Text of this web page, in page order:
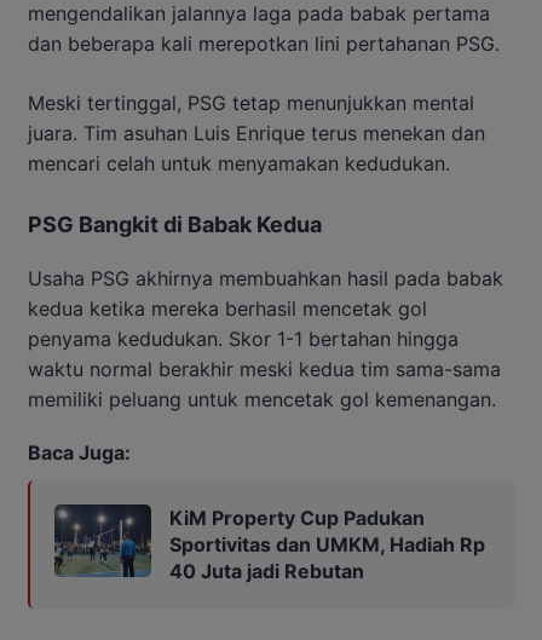
mengendalikan jalannya laga pada babak pertama
dan beberapa kali merepotkan lini pertahanan PSG.
Meski tertinggal, PSG tetap menunjukkan mental
juara. Tim asuhan Luis Enrique terus menekan dan
mencari celah untuk menyamakan kedudukan.
PSG Bangkit di Babak Kedua
Usaha PSG akhirnya membuahkan hasil pada babak
kedua ketika mereka berhasil mencetak gol
penyama kedudukan. Skor 1-1 bertahan hingga
waktu normal berakhir meski kedua tim sama-sama
memiliki peluang untuk mencetak gol kemenangan.
Baca Juga:
KiM Property Cup Padukan
Sportivitas dan UMKM, Hadiah Rp
40 Juta jadi Rebutan